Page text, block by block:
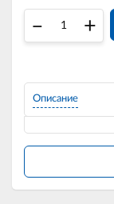
– +
Описание